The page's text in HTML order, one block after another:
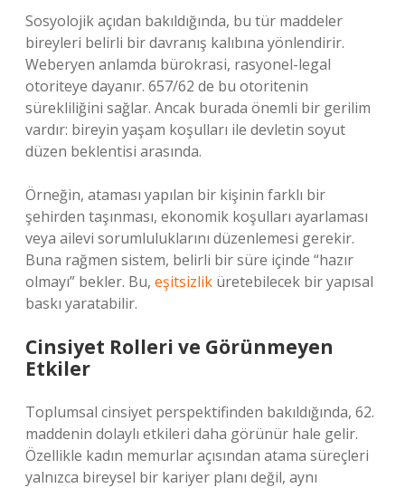
Sosyolojik açıdan bakıldığında, bu tür maddeler
bireyleri belirli bir davranış kalıbına yönlendirir.
Weberyen anlamda bürokrasi, rasyonel-legal
otoriteye dayanır. 657/62 de bu otoritenin
sürekliliğini sağlar. Ancak burada önemli bir gerilim
vardır: bireyin yaşam koşulları ile devletin soyut
düzen beklentisi arasında.
Örneğin, ataması yapılan bir kişinin farklı bir
şehirden taşınması, ekonomik koşulları ayarlaması
veya ailevi sorumluluklarını düzenlemesi gerekir.
Buna rağmen sistem, belirli bir süre içinde “hazır
olmayı” bekler. Bu, eşitsizlik üretebilecek bir yapısal
baskı yaratabilir.
Cinsiyet Rolleri ve Görünmeyen
Etkiler
Toplumsal cinsiyet perspektifinden bakıldığında, 62.
maddenin dolaylı etkileri daha görünür hale gelir.
Özellikle kadın memurlar açısından atama süreçleri
yalnızca bireysel bir kariyer planı değil, aynı